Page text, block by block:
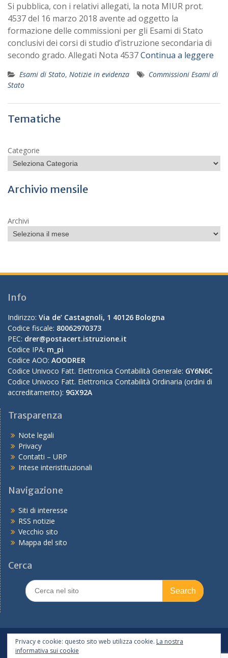
Si pubblica, con i relativi allegati, la nota MIUR prot.
4537 del 16 marzo 2018 avente ad oggetto la
formazione delle commissioni per gli Esami di Stato
conclusivi dei corsi di studio d’istruzione secondaria di
secondo grado. Allegati Nota 4537Continua a leggere
Esami di Stato, Notizie in evidenza
Commissioni Esami di
Stato
Tematiche
Categorie
Archivio mensile
Archivi
Info
Indirizzo: Via de’ Castagnoli, 1 40126 Bologna
Codice fiscale: 80062970373
PEC: drer@postacert.istruzione.it
Codice IPA: m_pi
Codice AOO: AOODRER
Codice Univoco Fatt. Elettronica Contabilità Generale: GY6N6C
Codice Univoco Fatt. Elettronica Contabilità Ordinaria (ordini di
accreditamento): 9GX92A
Trasparenza
Note legali
Privacy
Contatti – URP
Intese interistituzionali
Navigazione
Siti di interesse
RSS notizie
Vecchio sito
Mappa del sito
Cerca
Search
for:
In primo piano PNRR
Tutte le notizie
Copyright © 2026
Privacy e cookie: questo sito web utilizza cookie. La nostra
informativa sui cookie